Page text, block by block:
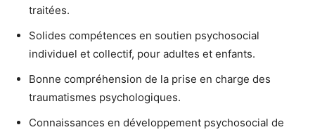
traitées.
Solides compétences en soutien psychosocial
individuel et collectif, pour adultes et enfants.
Bonne compréhension de la prise en charge des
traumatismes psychologiques.
Connaissances en développement psychosocial de